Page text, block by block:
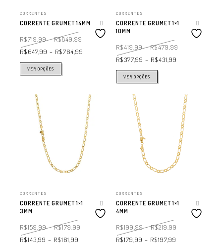
CORRENTES
CORRENTE GRUMET 14MM
R$719,99–R$849,99
R$647,99 – R$764,99
VER OPÇÕES
CORRENTES
CORRENTE GRUMET 1×1
10MM
R$419,99–R$479,99
R$377,99 – R$431,99
VER OPÇÕES
CORRENTES
CORRENTE GRUMET 1×1
3MM
R$159,99–R$179,99
R$143,99 – R$161,99
CORRENTES
CORRENTE GRUMET 1×1
4MM
R$199,99–R$219,99
R$179,99 – R$197,99